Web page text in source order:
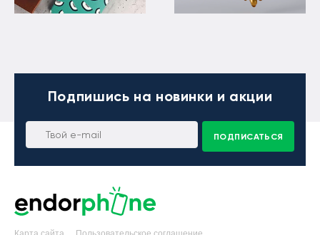
Подпишись на новинки и акции
ПОДПИСАТЬСЯ